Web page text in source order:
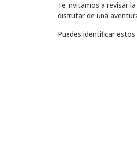
Te invitamos a revisar
disfrutar de una
Puedes identificar